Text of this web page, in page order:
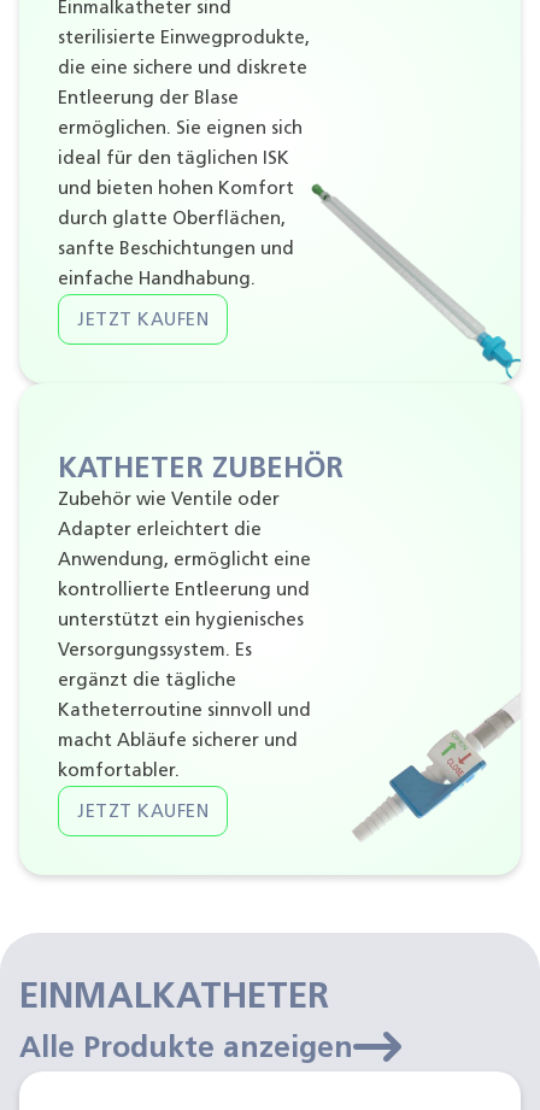
Einmalkatheter sind
sterilisierte Einwegprodukte,
die eine sichere und diskrete
Entleerung der Blase
ermöglichen. Sie eignen sich
ideal für den täglichen ISK
und bieten hohen Komfort
durch glatte Oberflächen,
sanfte Beschichtungen und
einfache Handhabung.
JETZT KAUFEN
KATHETER ZUBEHÖR
Zubehör wie Ventile oder
Adapter erleichtert die
Anwendung, ermöglicht eine
kontrollierte Entleerung und
unterstützt ein hygienisches
Versorgungssystem. Es
ergänzt die tägliche
Katheterroutine sinnvoll und
macht Abläufe sicherer und
komfortabler.
JETZT KAUFEN
EINMALKATHETER
Alle Produkte anzeigen